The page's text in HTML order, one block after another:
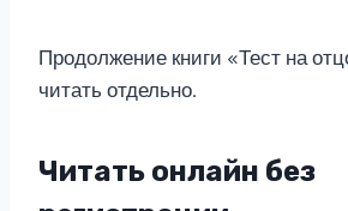
Продолжение книги «Тест на
читать отдельно.
Читать онлайн без